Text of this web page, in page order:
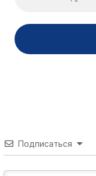
Подписаться